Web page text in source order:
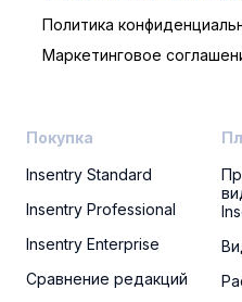
Политика
Маркетинговое
Покупка
Insentry Standard
Insentry Professional
Insentry Enterprise
Сравнение редакций